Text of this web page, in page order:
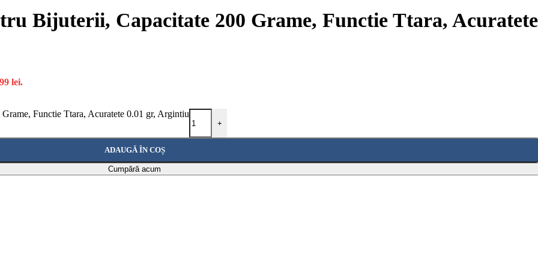
Bijuterii, Capacitate 200 Grame, Functie Ttara, Acuratete
lei.
Functie Ttara, Acuratete 0.01 gr, Argintiu
+
ADAUGĂ ÎN COȘ
Cumpără acum